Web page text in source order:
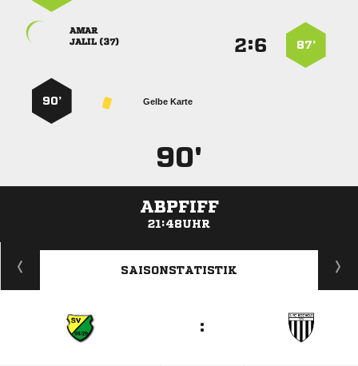
87’
:

 
Gelbe Karte
90’
90'
ABPFIFF
21:48UHR
ANZEIGE
SAISONSTATISTIK
: